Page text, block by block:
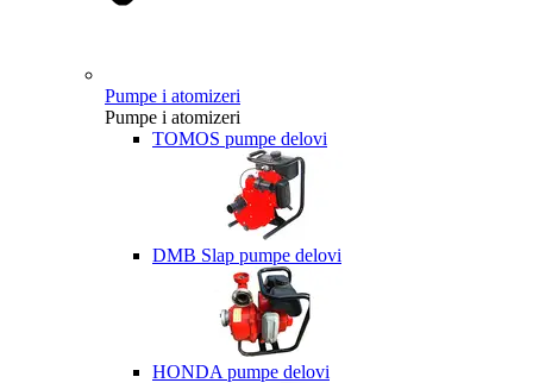
Pumpe i atomizeri
Pumpe i atomizeri
TOMOS pumpe delovi
DMB Slap pumpe delovi
HONDA pumpe delovi